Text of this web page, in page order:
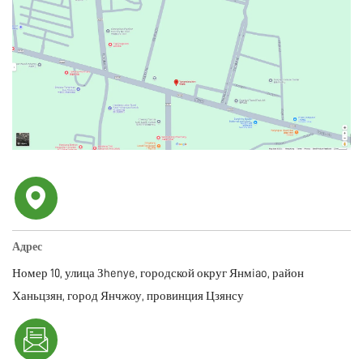
Адрес
Номер 10, улица Зhenye, городской округ Янмiao, район
Ханьцзян, город Янчжоу, провинция Цзянсу